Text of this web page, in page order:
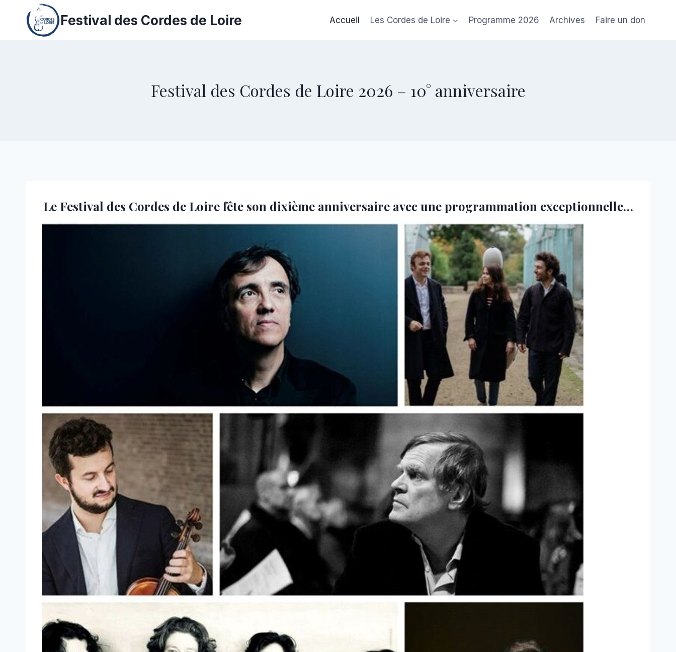
contenu
Festival des Cordes de Loire Accueil Les Cordes de Loire Programme 2026 Archives Faire un don
Festival des Cordes de Loire 2026 – 10° anniversaire
Le Festival des Cordes de Loire fête son dixième anniversaire avec une programmation exceptionnelle…